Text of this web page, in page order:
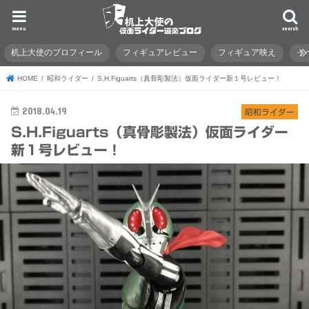
search
menu
机上大使のプロフィール フィギュアレビュー フィギュア映え イ
HOME 昭和ライダー S.H.Figuarts（真骨彫製法）仮面ライダー新１号レビュー！
昭和ライダー
2018.04.19
S.H.Figuarts（真骨彫製法）仮面ライダー
新１号レビュー！